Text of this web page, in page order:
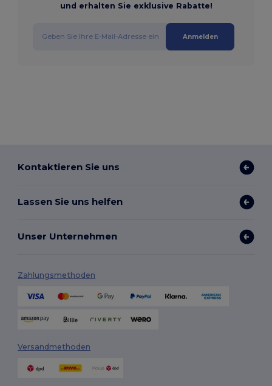
und erhalten Sie exklusive Rabatte!
Anmelden
Kontaktieren Sie uns
Lassen Sie uns helfen
Unser Unternehmen
Zahlungsmethoden
Versandmethoden